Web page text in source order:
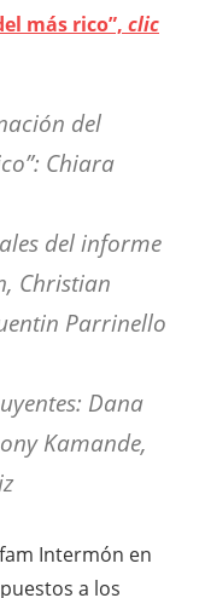
más rico”, clic
del
Chiara
del informe
Christian
Parrinello
Dana
Kamande,
Intermón en
a los